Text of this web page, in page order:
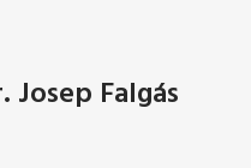
Josep Falgás